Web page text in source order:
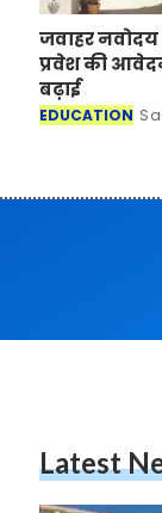
जवाहर नवोदय
प्रवेश की
बढ़ाई
EDUCATION
Latest